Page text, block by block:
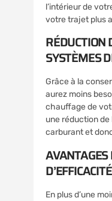
l’intérieur de
votre trajet plus
RÉDUCTION
SYSTÈMES
Grâce à la
aurez moins
chauffage de
une réduction
carburant et
En plus d’une